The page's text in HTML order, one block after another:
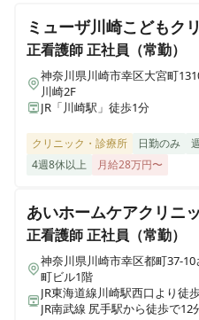
す！
ミューザ川崎こどもク
正看護師正社員（常勤）
神奈川県川崎市幸区大宮町
川崎2F
JR「川崎駅」徒歩1分
クリニック・診療所 日勤のみ
4週8休以上
月給28万円〜
あいホームケアクリニ
正看護師正社員（常勤）
神奈川県川崎市幸区都町37-
町ビル1階
JR東海道線川崎駅西口より徒
JR南武線 尻手駅から徒歩で